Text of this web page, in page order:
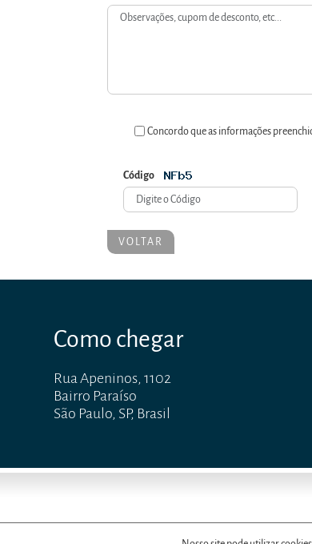
Concordo que as informações
Código
VOLTAR
Como chegar
Rua Apeninos, 1102
Bairro Paraíso
São Paulo, SP, Brasil